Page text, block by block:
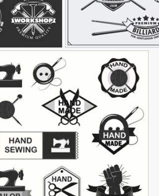
90,000
وکتور لوگو برای کارگاه
51